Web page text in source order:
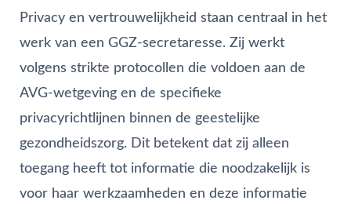
Privacy en vertrouwelijkheid staan centraal in het
werk van een GGZ-secretaresse. Zij werkt
volgens strikte protocollen die voldoen aan de
AVG-wetgeving en de specifieke
privacyrichtlijnen binnen de geestelijke
gezondheidszorg. Dit betekent dat zij alleen
toegang heeft tot informatie die noodzakelijk is
voor haar werkzaamheden en deze informatie